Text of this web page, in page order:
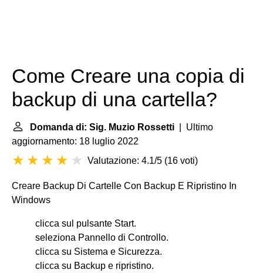
Come Creare una copia di
backup di una cartella?
Domanda di: Sig. Muzio Rossetti | Ultimo
aggiornamento: 18 luglio 2022
Valutazione: 4.1/5 (16 voti)
Creare Backup Di Cartelle Con Backup E Ripristino In
Windows
clicca sul pulsante Start.
seleziona Pannello di Controllo.
clicca su Sistema e Sicurezza.
clicca su Backup e ripristino.